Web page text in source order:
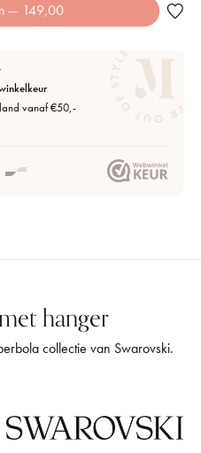
— 149,00
vanaf €50,-
hanger
collectie van Swarovski.